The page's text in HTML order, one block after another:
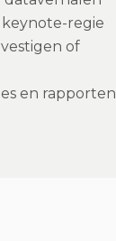
regie
of
en rapporten